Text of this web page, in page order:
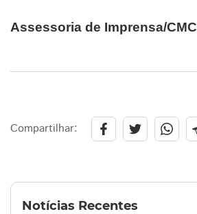
Assessoria de Imprensa/CMC
Compartilhar:
Notícias Recentes